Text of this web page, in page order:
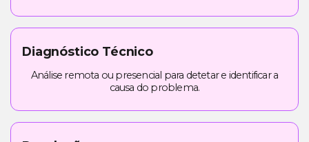
Diagnóstico Técnico
Análise remota ou presencial para detetar e identificar a
causa do problema.